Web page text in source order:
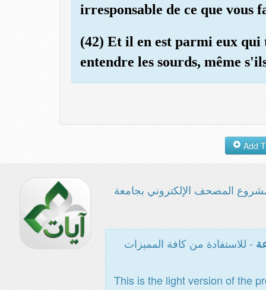
irresponsable de ce que vous
(42) Et il en est parmi eux
entendre les sourds, même
المصحف الإلكتروني بجامعة
- للاستفادة من كافة المميزات
This is the light version of the